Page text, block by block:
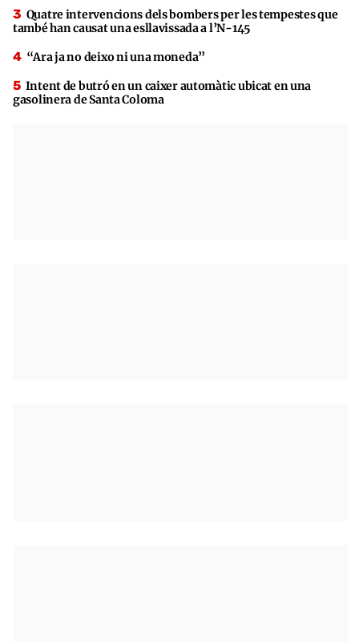
Quatre intervencions dels bombers per les tempestes que
també han causat una esllavissada a l’N-145
“Ara ja no deixo ni una moneda”
Intent de butró en un caixer automàtic ubicat en una
gasolinera de Santa Coloma